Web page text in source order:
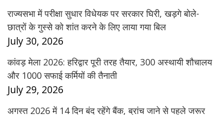
राज्यसभा में परीक्षा सुधार विधेयक पर सरकार घिरी, खड़गे बोले-
छात्रों के गुस्से को शांत करने के लिए लाया गया बिल
July 30, 2026
कांवड़ मेला 2026: हरिद्वार पूरी तरह तैयार, 300 अस्थायी शौचालय
और 1000 सफाई कर्मियों की तैनाती
July 29, 2026
अगस्त 2026 में 14 दिन बंद रहेंगे बैंक, ब्रांच जाने से पहले जरूर